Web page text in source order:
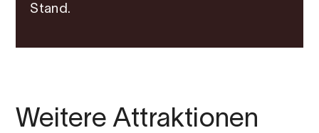
Weitere Attraktionen
Stand.